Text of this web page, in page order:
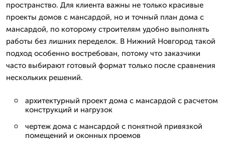
пространство. Для клиента важны не только красивые
проекты домов с мансардой, но и точный план дома с
мансардой, по которому строителям удобно выполнять
работы без лишних переделок. В Нижний Новгород такой
подход особенно востребован, потому что заказчики
часто выбирают готовый формат только после сравнения
нескольких решений.
архитектурный проект дома с мансардой с расчетом
конструкций и нагрузок
чертеж дома с мансардой с понятной привязкой
помещений и оконных проемов